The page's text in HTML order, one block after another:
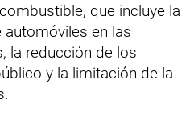
que incluye la
en las
la reducción de los
y la limitación de la